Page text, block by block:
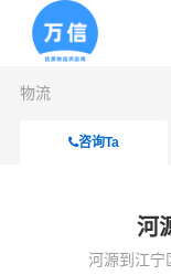
物流
咨询Ta
河
河源到江宁